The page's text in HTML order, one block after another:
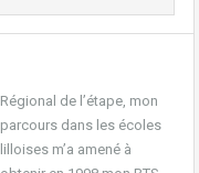
Régional de l’étape, mon
parcours dans les écoles
lilloises m’a amené à